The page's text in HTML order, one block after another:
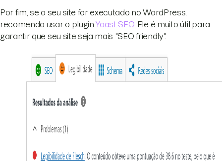
Por fim, se o seu site for executado no WordPress,
recomendo usar o plugin Yoast SEO. Ele é muito útil para
garantir que seu site seja mais "SEO friendly".